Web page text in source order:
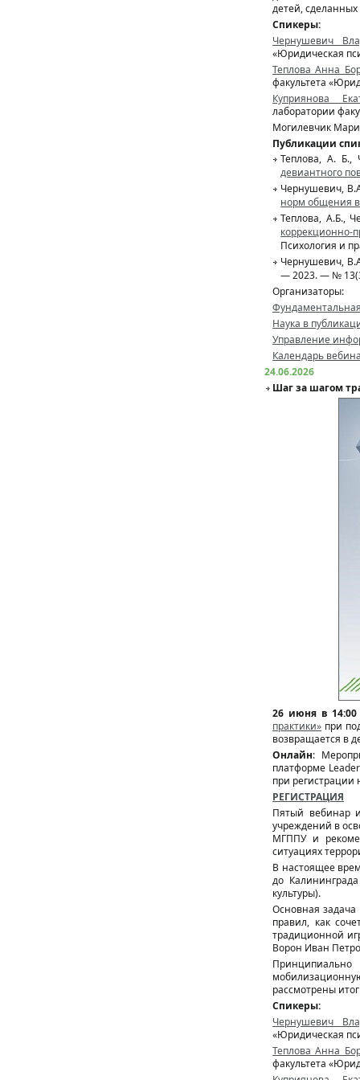
детей, сделанных
Спикеры:
Чернушевич
«Юридическая
Теплова Анна
факультета
Куприянова
лаборатории
Могилевчик
Публикации
Теплова, А.
девиантного
Чернушевич,
норм общения в
Теплова, А.Б.,
Психология и
Чернушевич,
— 2023. — №
Организаторы:
Наука в
Управление
Календарь
24.06.2026
Шаг за шагом
26 июня в 14:00
практики» при
возвращается в
Онлайн:
платформе
при регистрации
РЕГИСТРАЦИЯ
Пятый вебинар
учреждений в
МГППУ и
ситуациях
В настоящее
до
культуры).
Основная
правил, как
традиционной
Ворон Иван
рассмотрены
Спикеры:
Чернушевич
«Юридическая
Теплова Анна
факультета